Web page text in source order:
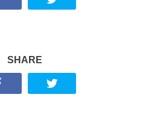
SHARE